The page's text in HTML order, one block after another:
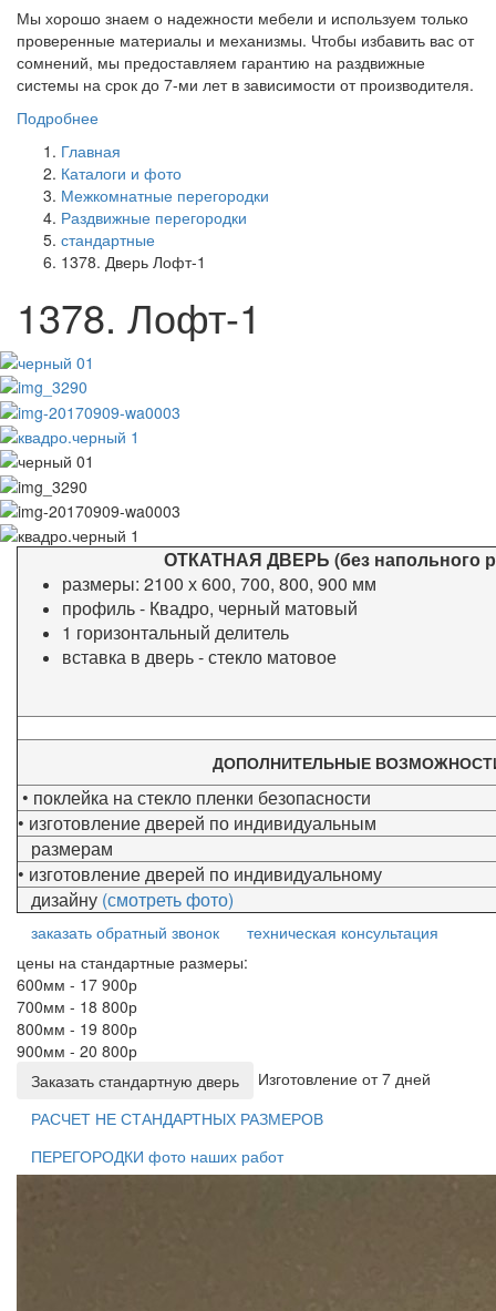
Мы хорошо знаем о надежности мебели и используем только
проверенные материалы и механизмы. Чтобы избавить вас от
сомнений, мы предоставляем гарантию на раздвижные
системы на срок до 7-ми лет в зависимости от производителя.
Подробнее
Главная
Каталоги и фото
Межкомнатные перегородки
Раздвижные перегородки
стандартные
1378. Дверь Лофт-1
1378. Лофт-1
ОТКАТНАЯ ДВЕРЬ (без напольного
размеры: 2100 х 600, 700, 800, 900 мм
профиль - Квадро, черный матовый
1 горизонтальный делитель
вставка в дверь - стекло матовое
ДОПОЛНИТЕЛЬНЫЕ
• поклейка на стекло пленки безопасности
• изготовление дверей по индивидуальным
размерам
• изготовление дверей по индивидуальному
дизайну (смотреть фото)
заказать обратный звонок
техническая консультация
цены на стандартные размеры:
600мм - 17 900р
700мм - 18 800р
800мм - 19 800р
900мм - 20 800р
Заказать стандартную дверь
Изготовление от 7 дней
РАСЧЕТ НЕ СТАНДАРТНЫХ РАЗМЕРОВ
ПЕРЕГОРОДКИ фото наших работ